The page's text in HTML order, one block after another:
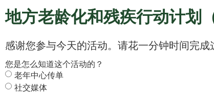
地方老龄化和残疾行动计划
感谢您参与今天的活动。请花一分钟时间完成
您是怎么知道这个活动的？
老年中心传单
社交媒体